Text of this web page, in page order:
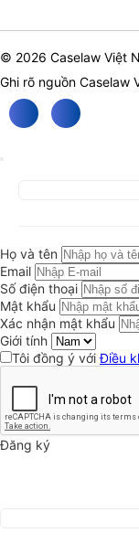
© 2026 Caselaw Việt
Ghi rõ nguồn Caselaw
Họ và tên
Email
Số điện thoại
Mật khẩu
Xác nhận mật khẩu
Giới tính
Tôi đồng ý vớiĐiều
Đăng ký